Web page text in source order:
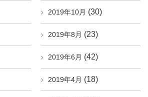
2019年10月 (30)
2019年8月 (23)
2019年6月 (42)
2019年4月 (18)